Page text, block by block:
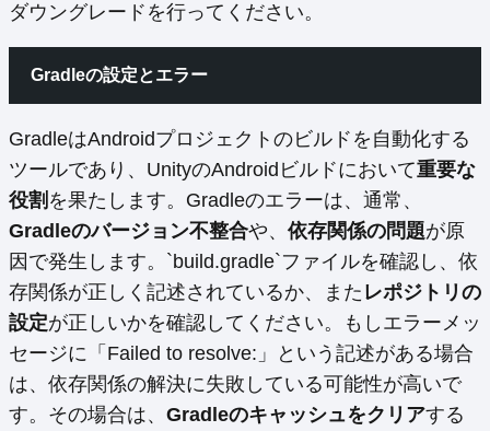
ダウングレードを行ってください。
Gradleの設定とエラー
GradleはAndroidプロジェクトのビルドを自動化する
ツールであり、UnityのAndroidビルドにおいて重要な
役割 を果たします。Gradleのエラーは、通常、
Gradleのバージョン不整合や、 依存関係の問題が原
因で発生します。`build.gradle`ファイルを確認し、依
存関係が正しく記述されているか、また レポジトリの
設定が正しいかを確認してください。もしエラーメッ
セージに「Failed to resolve:」という記述がある場合
は、依存関係の解決に失敗している可能性が高いで
す。その場合は、 Gradleのキャッシュをクリアする